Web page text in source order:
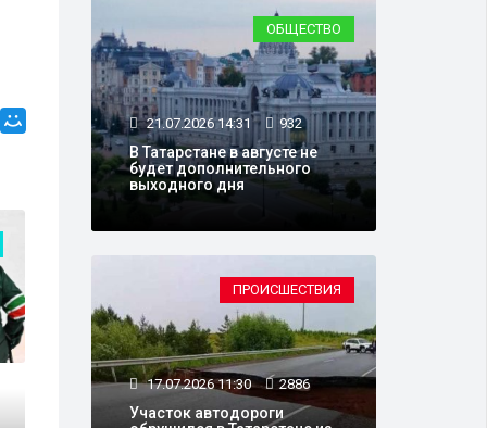
ОБЩЕСТВО
21.07.2026 14:31 932
В Татарстане в августе не
будет дополнительного
выходного дня
ПРОИСШЕСТВИЯ
17.07.2026 11:30 2886
Участок автодороги